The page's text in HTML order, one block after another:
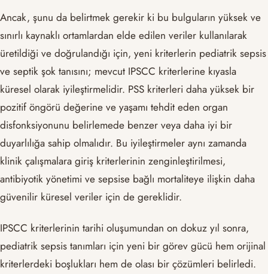
Ancak, şunu da belirtmek gerekir ki bu bulguların yüksek ve
sınırlı kaynaklı ortamlardan elde edilen veriler kullanılarak
üretildiği ve doğrulandığı için, yeni kriterlerin pediatrik sepsis
ve septik şok tanısını; mevcut IPSCC kriterlerine kıyasla
küresel olarak iyileştirmelidir. PSS kriterleri daha yüksek bir
pozitif öngörü değerine ve yaşamı tehdit eden organ
disfonksiyonunu belirlemede benzer veya daha iyi bir
duyarlılığa sahip olmalıdır. Bu iyileştirmeler aynı zamanda
klinik çalışmalara giriş kriterlerinin zenginleştirilmesi,
antibiyotik yönetimi ve sepsise bağlı mortaliteye ilişkin daha
güvenilir küresel veriler için de gereklidir.
IPSCC kriterlerinin tarihi oluşumundan on dokuz yıl sonra,
pediatrik sepsis tanımları için yeni bir görev gücü hem orijinal
kriterlerdeki boşlukları hem de olası bir çözümleri belirledi.